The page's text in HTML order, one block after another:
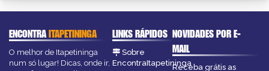
ENCONTRAITAPETININGA
O melhor de Itapetininga
num só lugar! Dicas, onde ir,
LINKS RÁPIDOS
Sobre
EncontraItapetininga
NOVIDADES POR E-
MAIL
Receba grátis as